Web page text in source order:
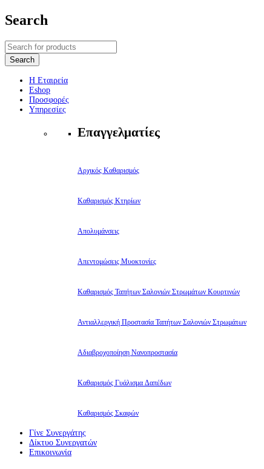
Search
Η Εταιρεία
Eshop
Προσφορές
Υπηρεσίες
Επαγγελματίες
Αρχικός Καθαρισμός
Καθαρισμός Κτηρίων
Απολυμάνσεις
Απεντομώσεις Μυοκτονίες
Καθαρισμός Ταπήτων Σαλονιών Στρωμάτων Κουρτινών
Αντιαλλεργική Προστασία Ταπήτων Σαλονιών Στρωμάτων
Αδιαβροχοποίηση Νανοπροστασία
Καθαρισμός Γυάλισμα Δαπέδων
Καθαρισμός Σκαφών
Γίνε Συνεργάτης
Δίκτυο Συνεργατών
Επικοινωνία